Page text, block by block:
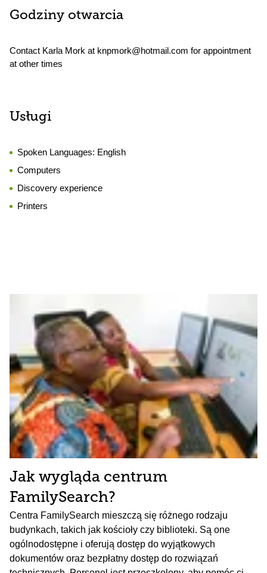
Godziny otwarcia
Contact Karla Mork at knpmork@hotmail.com for appointment
at other times
Usługi
Spoken Languages: English
Computers
Discovery experience
Printers
Jak wygląda centrum
FamilySearch?
Centra FamilySearch mieszczą się różnego rodzaju
budynkach, takich jak kościoły czy biblioteki. Są one
ogólnodostępne i oferują dostęp do wyjątkowych
dokumentów oraz bezpłatny dostęp do rozwiązań